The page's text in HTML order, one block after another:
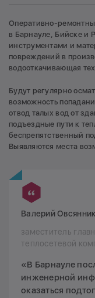
Оперативно-
в Барнауле, Бийске и
инструментами и
повреждений в
водооткачивающая
Будут регулярно
возможность
отвод талых вод от
подъездные пути к
беспрепятственный
Выявляются места
Валерий
заместитель
теплосетевой
«В Барнауле
инженерной
оказаться